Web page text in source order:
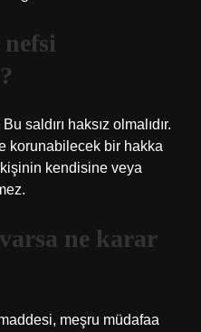
saldırı haksız olmalıdır.
korunabilecek bir hakka
kişinin kendisine veya
ne karar
meşru müdafaa